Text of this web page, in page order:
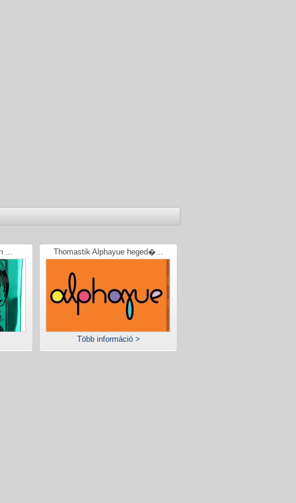
... Thomastik Alphayue heged�...
Több információ >